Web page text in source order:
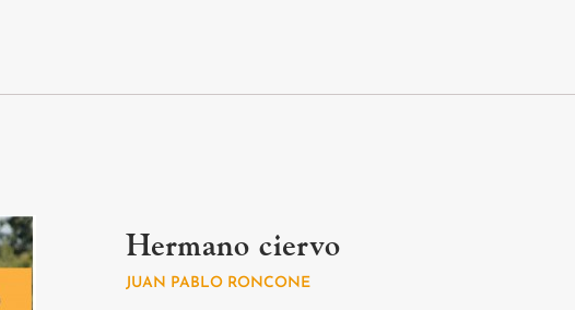
Hermano ciervo
JUAN PABLO RONCONE